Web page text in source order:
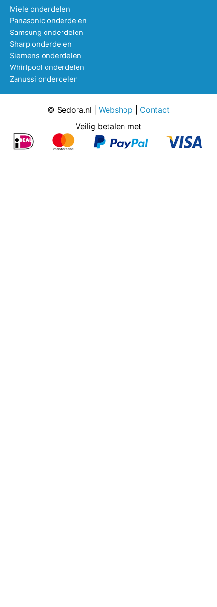
Miele onderdelen
Panasonic onderdelen
Samsung onderdelen
Sharp onderdelen
Siemens onderdelen
Whirlpool onderdelen
Zanussi onderdelen
© Sedora.nl | Webshop
Contact
Veilig betalen met